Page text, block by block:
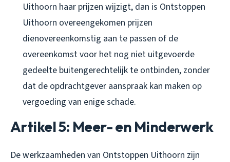
Uithoorn haar prijzen wijzigt, dan is Ontstoppen
Uithoorn overeengekomen prijzen
dienovereenkomstig aan te passen of de
overeenkomst voor het nog niet uitgevoerde
gedeelte buitengerechtelijk te ontbinden, zonder
dat de opdrachtgever aanspraak kan maken op
vergoeding van enige schade.
Artikel 5: Meer- en Minderwerk
De werkzaamheden van Ontstoppen Uithoorn zijn